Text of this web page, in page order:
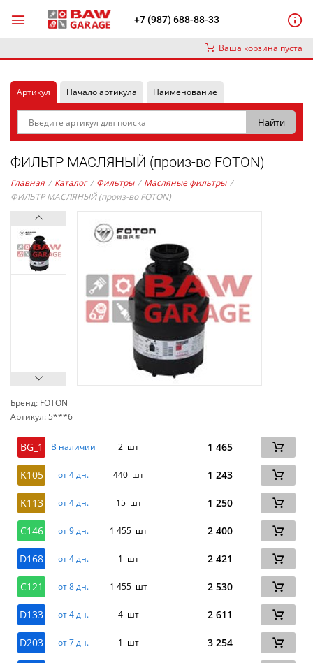
+7 (987) 688-88-33
Ваша корзина пуста
Артикул Начало артикула Наименование
ФИЛЬТР МАСЛЯНЫЙ (произ-во FOTON)
Главная / Каталог / Фильтры / Масляные фильтры /
ФИЛЬТР МАСЛЯНЫЙ (произ-во FOTON)
Бренд: FOTON
Артикул: 5***6
BG_1 В наличии 2 шт 1 465
K105 от 4 дн. 440 шт 1 243
K113 от 4 дн. 15 шт 1 250
C146 от 9 дн. 1 455 шт 2 400
D168 от 4 дн. 1 шт 2 421
C121 от 8 дн. 1 455 шт 2 530
D133 от 4 дн. 4 шт 2 611
D203 от 7 дн. 1 шт 3 254